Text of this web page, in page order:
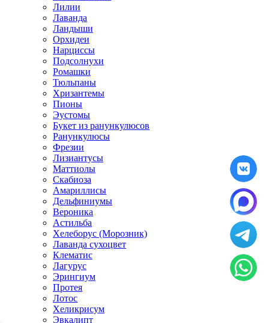
Лилии
Лаванда
Ландыши
Орхидеи
Нарциссы
Подсолнухи
Ромашки
Тюльпаны
Хризантемы
Пионы
Эустомы
Букет из ранункулюсов
Ранункулюсы
Фрезии
Лизиантусы
Маттиолы
Скабиоза
Амариллисы
Дельфиниумы
Вероника
Астильба
Хелеборус (Морозник)
Лаванда сухоцвет
Клематис
Лагурус
Эрингиум
Протея
Лотос
Хеликрисум
Эвкалипт